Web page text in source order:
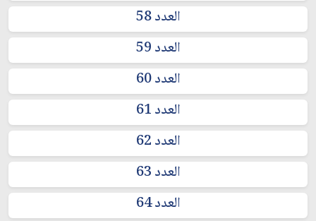
العدد 58
العدد 59
العدد 60
العدد 61
العدد 62
العدد 63
العدد 64